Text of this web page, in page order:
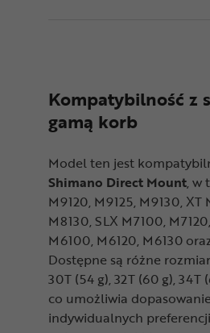
Kompatybilność z
gamą korb
Model ten jest
Shimano Direct Mount, w
M9120, M9125, M9130, XT
M8130, SLX M7100,
M6100, M6120, M6130
Dostępne są różne
30T (54 g), 32T (60 g), 34T
co umożliwia
indywidualnych